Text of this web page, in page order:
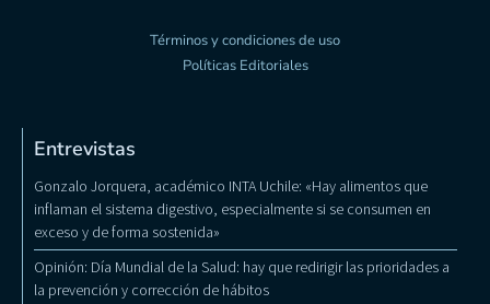
Términos y condiciones de uso
Políticas Editoriales
Entrevistas
Gonzalo Jorquera, académico INTA Uchile: «Hay alimentos que
inflaman el sistema digestivo, especialmente si se consumen en
exceso y de forma sostenida»
Opinión: Día Mundial de la Salud: hay que redirigir las prioridades a
la prevención y corrección de hábitos